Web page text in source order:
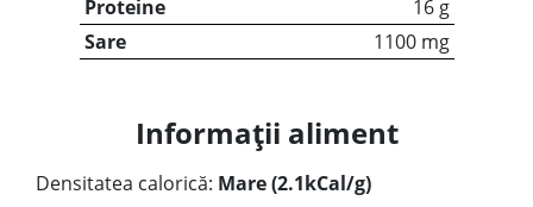
Proteine
16 g
Sare
1100 mg
Informații aliment
Densitatea calorică: Mare (2.1kCal/g)